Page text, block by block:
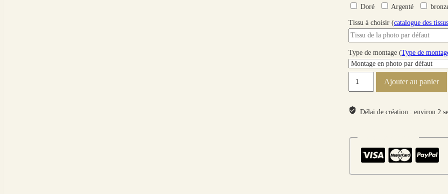
Doré
Argenté
Tissu à choisir (catalogue des tissus
Type de montage (Type de
d'oreilles
liberty
Capel
rubis
Ajouter au panier
Délai de création : environ 2